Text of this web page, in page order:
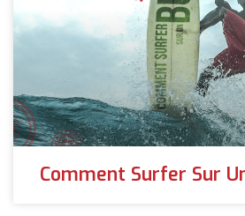
Comment Surfer Sur